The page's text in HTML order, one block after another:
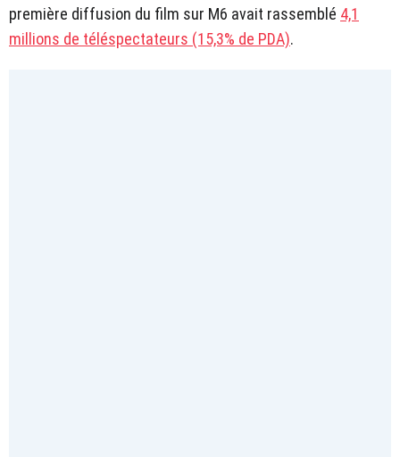
première diffusion du film sur M6 avait rassemblé 4,1
millions de téléspectateurs (15,3% de PDA).